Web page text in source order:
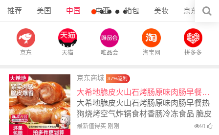
推荐 美国 中国 中亚 箱包 美妆 京东
京东 天猫 唯品会 淘宝网 拼多多
京东商城 37%返利
大希地脆皮火山石烤肠原味肉肠早餐热狗烧烤空气炸锅食材香肠冷冻食品 脆皮烤肠【原味+黑椒味】20根 1kg
大希地脆皮火山石烤肠原味肉肠早餐热
狗烧烤空气炸锅食材香肠冷冻食品 脆皮
烤肠【原味+黑椒味】20根 1kg
最新值得买 刚刚 91